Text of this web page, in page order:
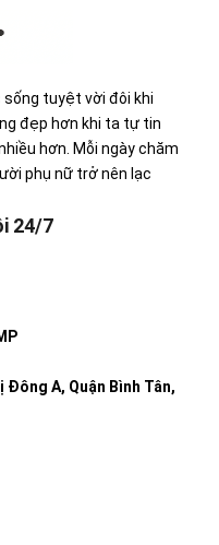
sống tuyệt vời đôi khi
đẹp hơn khi ta tự tin
hơn. Mỗi ngày chăm
phụ nữ trở nên lạc
24/7
A, Quận Bình Tân,